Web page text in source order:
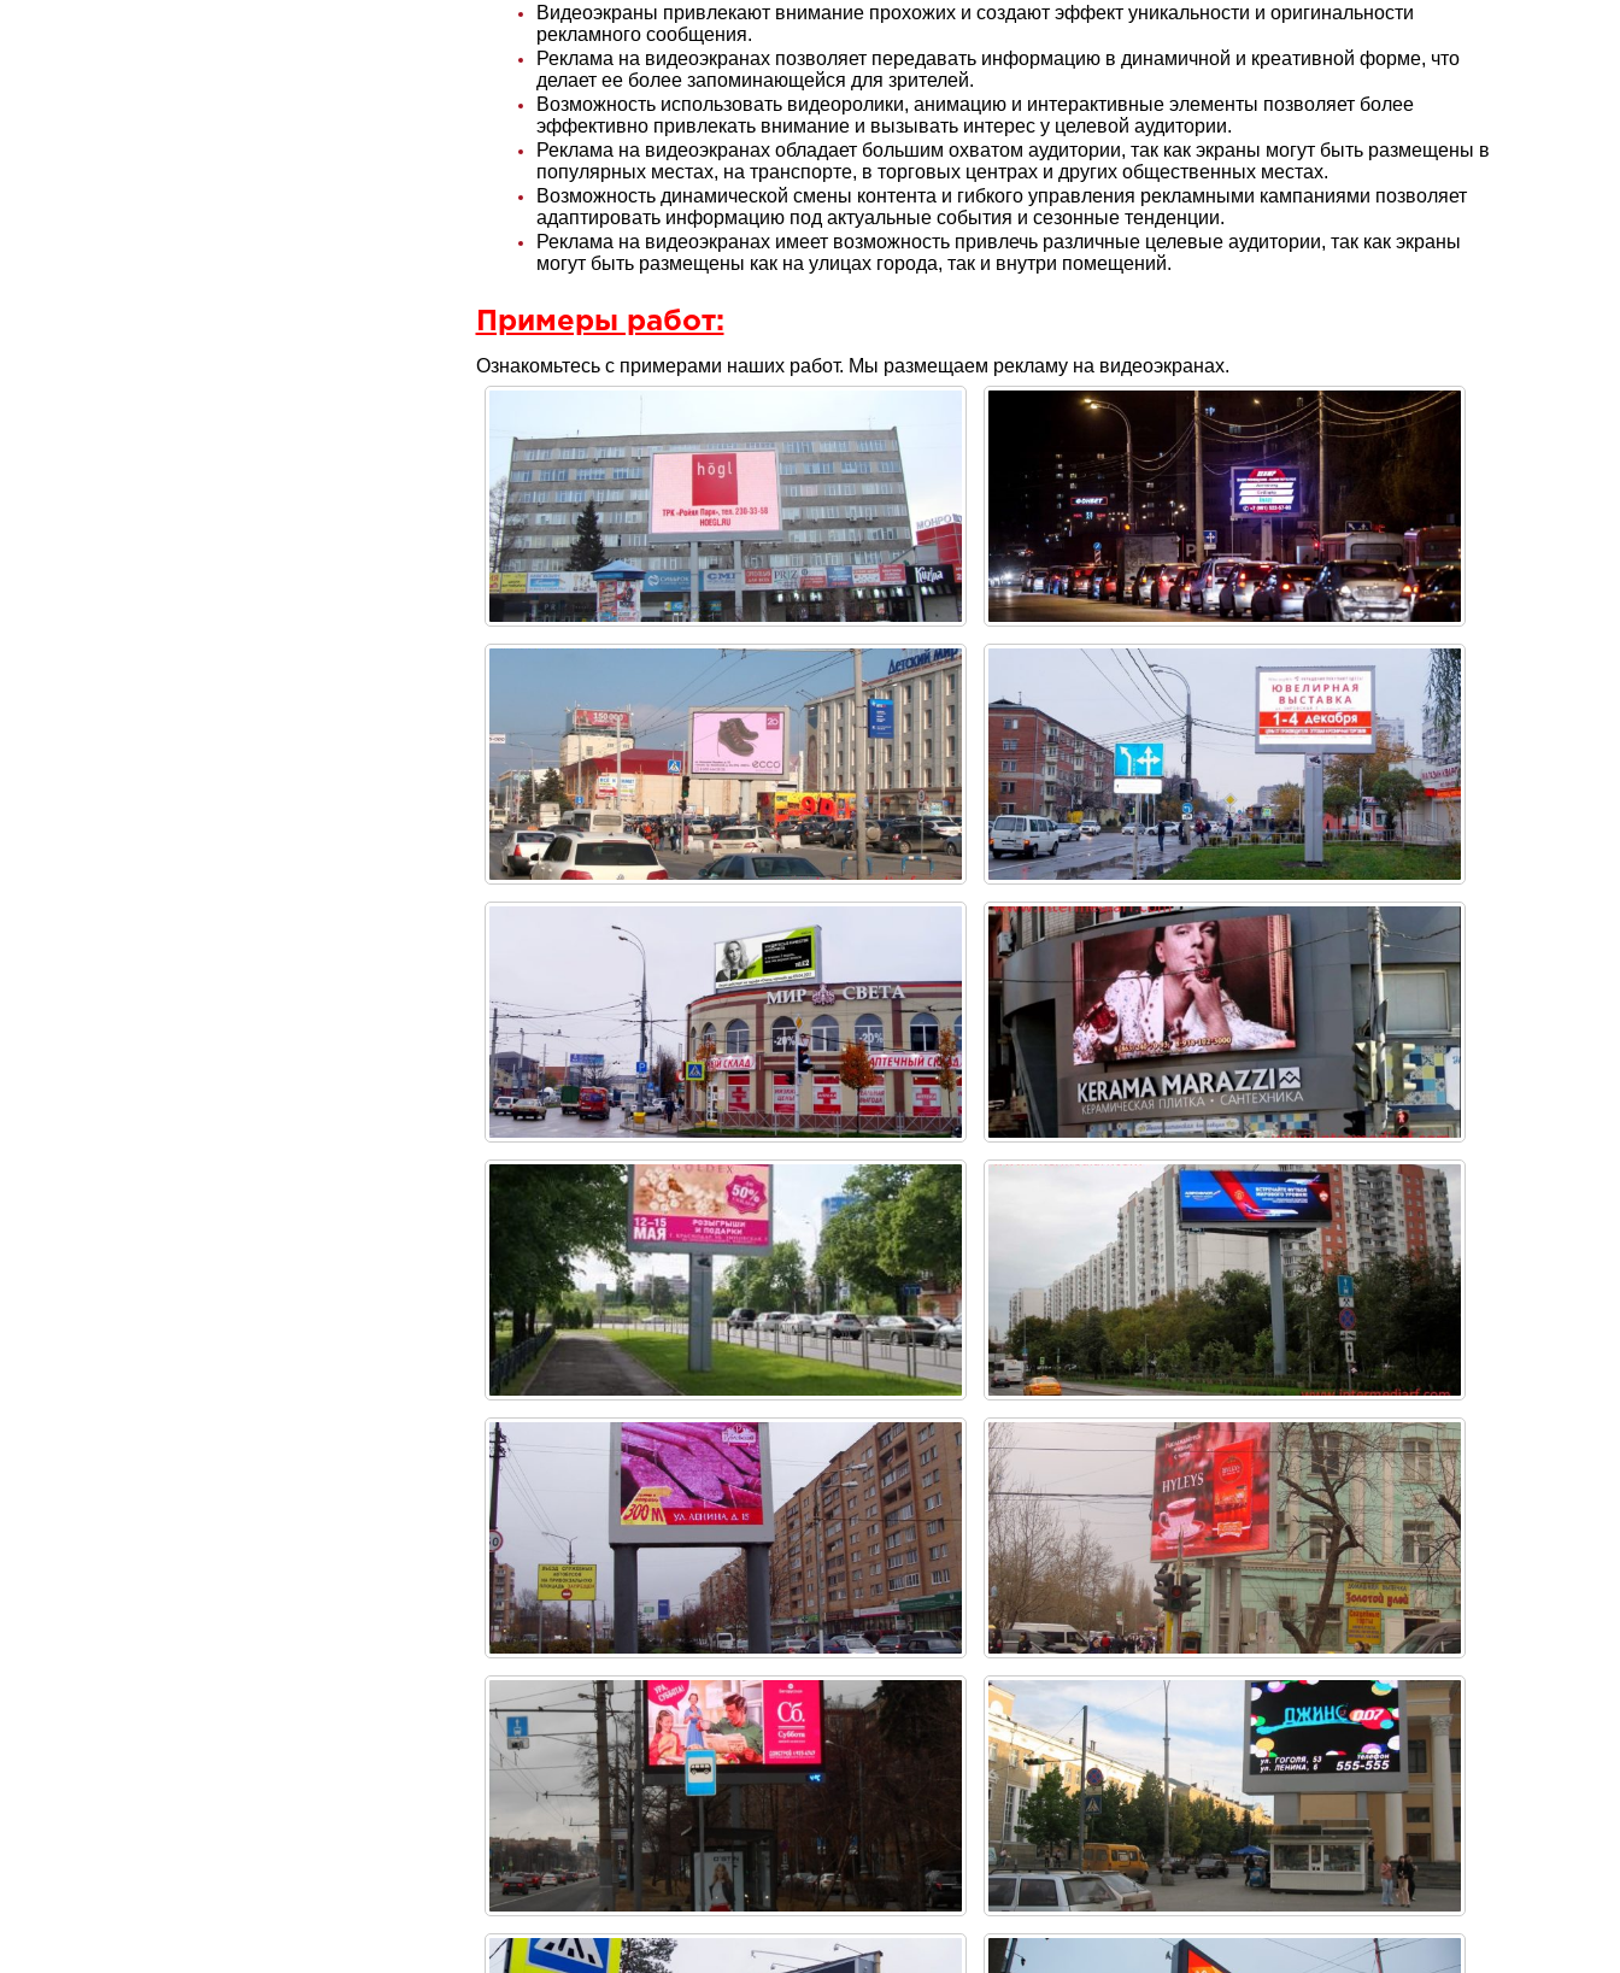
Видеоэкраны привлекают внимание прохожих и создают эффект уникальности и оригинальности
рекламного сообщения.
Реклама на видеоэкранах позволяет передавать информацию в динамичной и креативной форме, что
делает ее более запоминающейся для зрителей.
Возможность использовать видеоролики, анимацию и интерактивные элементы позволяет более
эффективно привлекать внимание и вызывать интерес у целевой аудитории.
Реклама на видеоэкранах обладает большим охватом аудитории, так как экраны могут быть размещены в
популярных местах, на транспорте, в торговых центрах и других общественных местах.
Возможность динамической смены контента и гибкого управления рекламными кампаниями позволяет
адаптировать информацию под актуальные события и сезонные тенденции.
Реклама на видеоэкранах имеет возможность привлечь различные целевые аудитории, так как экраны
могут быть размещены как на улицах города, так и внутри помещений.
Примеры работ:
Ознакомьтесь с примерами наших работ. Мы размещаем рекламу на видеоэкранах.